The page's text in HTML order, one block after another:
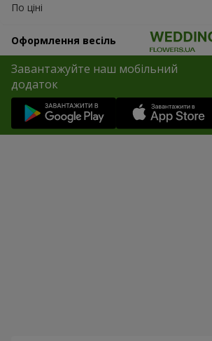
По ціні
Оформлення весіль
Завантажуйте наш мобільний
додаток